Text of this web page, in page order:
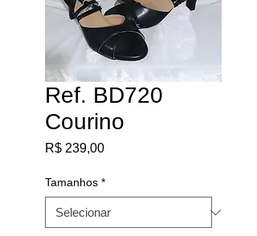
Ref. BD720
Courino
R$ 239,00Preço
Tamanhos *